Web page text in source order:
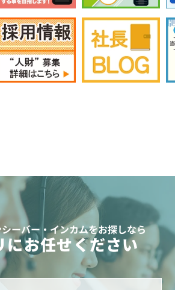
ーバー・インカムをお探しなら
にお任せください